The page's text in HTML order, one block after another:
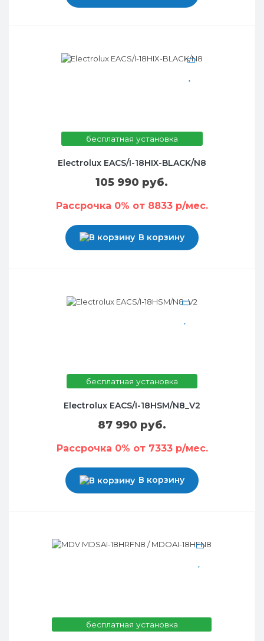
бесплатная установка
Electrolux EACS/I-18HIX-BLACK/N8
105 990 руб.
Рассрочка 0% от 8833 р/мес.
В корзину
бесплатная установка
Electrolux EACS/I-18HSM/N8_V2
87 990 руб.
Рассрочка 0% от 7333 р/мес.
В корзину
бесплатная установка